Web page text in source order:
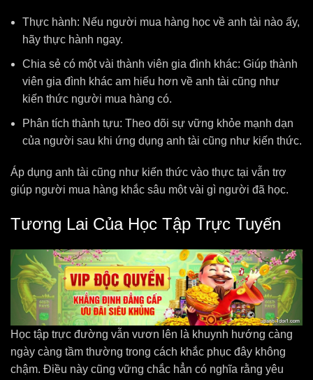
Thực hành: Nếu người mua hàng học về anh tài nào ấy,
hãy thực hành ngay.
Chia sẻ có một vài thành viên gia đình khác: Giúp thành
viên gia đình khác am hiểu hơn về anh tài cũng như
kiến thức người mua hàng có.
Phân tích thành tựu: Theo dõi sự vững khỏe mạnh dạn
của người sau khi ứng dụng anh tài cũng như kiến thức.
Áp dụng anh tài cũng như kiến thức vào thực tại vẫn trợ
giúp người mua hàng khắc sâu một vài gì người đã học.
Tương Lai Của Học Tập Trực Tuyến
Học tập trực đường vẫn vươn lên là khuynh hướng càng
ngày càng tầm thường trong cách khắc phục đây không
chậm. Điều này cũng vững chắc hẳn có nghĩa rằng yêu